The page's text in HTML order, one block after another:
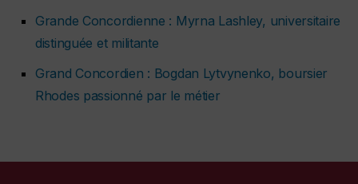
Grande Concordienne : Myrna Lashley, universitaire
distinguée et militante
Grand Concordien : Bogdan Lytvynenko, boursier
Rhodes passionné par le métier